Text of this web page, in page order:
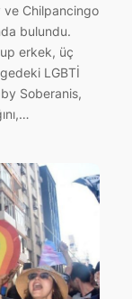
ve Chilpancingo
bulundu.
erkek, üç
LGBTİ
Soberanis,